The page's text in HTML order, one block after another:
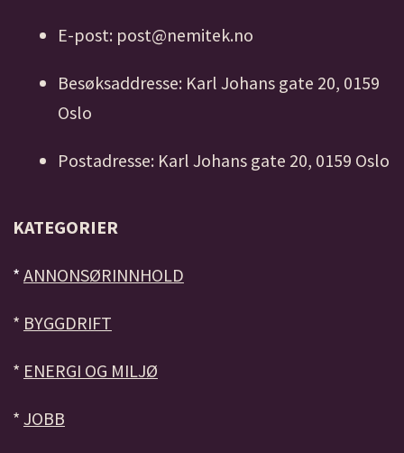
E-post: post@nemitek.no
Besøksaddresse: Karl Johans gate 20, 0159
Oslo
Postadresse: Karl Johans gate 20, 0159 Oslo
KATEGORIER
* ANNONSØRINNHOLD
* BYGGDRIFT
* ENERGI OG MILJØ
* JOBB